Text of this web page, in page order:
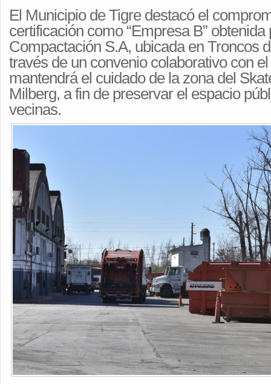
El Municipio de Tigre destacó el
certificación como “Empresa B”
Compactación S.A, ubicada en Troncos
través de un convenio colaborativo con
mantendrá el cuidado de la zona del
Milberg, a fin de preservar el espacio
vecinas.